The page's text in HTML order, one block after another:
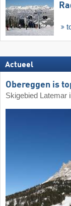
Actueel
Obereggen is
Skigebied Latemar